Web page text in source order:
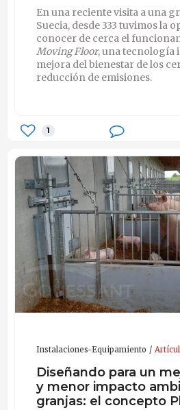
En una reciente visita a una
Suecia, desde 333 tuvimos la
conocer de cerca el
Moving Floor, una tecnología
mejora del bienestar de los
reducción de emisiones.
1
Instalaciones-Equipamiento
Diseñando para un
y menor impacto
granjas: el concepto